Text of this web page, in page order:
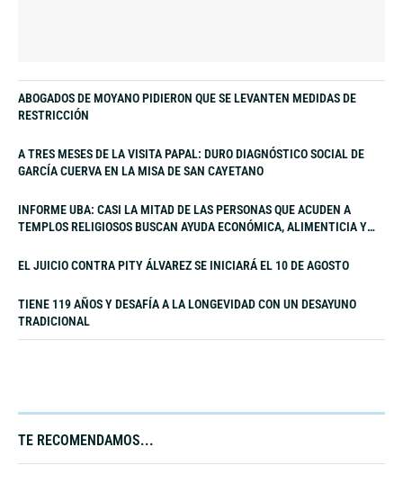
ABOGADOS DE MOYANO PIDIERON QUE SE LEVANTEN MEDIDAS DE
RESTRICCIÓN
A TRES MESES DE LA VISITA PAPAL: DURO DIAGNÓSTICO SOCIAL DE
GARCÍA CUERVA EN LA MISA DE SAN CAYETANO
INFORME UBA: CASI LA MITAD DE LAS PERSONAS QUE ACUDEN A
TEMPLOS RELIGIOSOS BUSCAN AYUDA ECONÓMICA, ALIMENTICIA Y
EL JUICIO CONTRA PITY ÁLVAREZ SE INICIARÁ EL 10 DE AGOSTO
TIENE 119 AÑOS Y DESAFÍA A LA LONGEVIDAD CON UN DESAYUNO
TRADICIONAL
TE RECOMENDAMOS...​